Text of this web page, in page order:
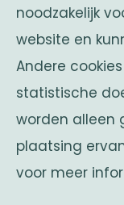
noodzakelijk
website en
Andere
statistische
worden alleen
plaatsing
voor meer
Belgium
Solidaritas
Fonds Keingiaert
belgische
Officiële website